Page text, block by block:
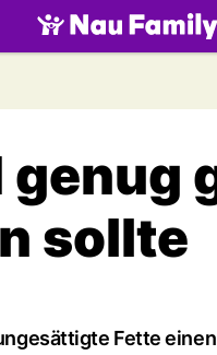
NAU.ch
sollte
Fette